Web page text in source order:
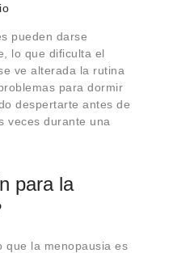
pueden darse
lo que dificulta el
ve alterada la rutina
para dormir
despertarte antes de
veces durante una
para la
que la menopausia es